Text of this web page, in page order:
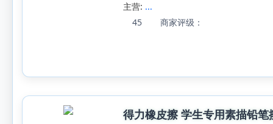
主营: ...
45
商家评级：
得力橡皮擦 学生专用素描铅